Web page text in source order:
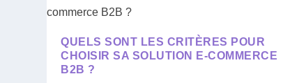
QUELS SONT LES CRITÈRES POUR
CHOISIR SA SOLUTION E-COMMERCE
B2B ?